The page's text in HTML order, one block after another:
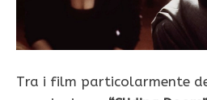
Tra i film particolarmente